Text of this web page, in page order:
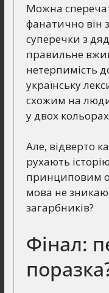
Можна
фанатично він
суперечки з
правильне
нетерпимість
українську
схожим на
у двох
Але, відверто
рухають
принциповим
мова не
загарбників?
Фінал: